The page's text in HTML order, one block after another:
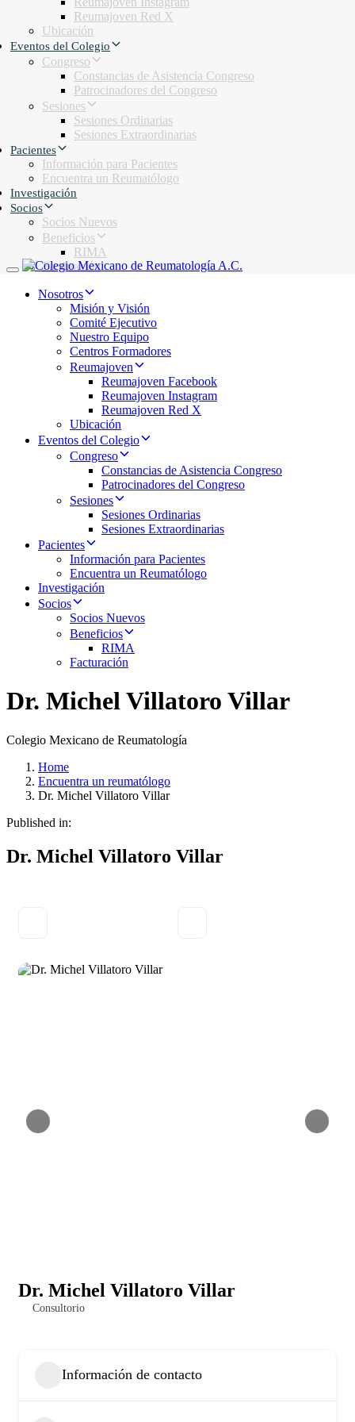
Reumajoven Red X
Ubicación
Eventos del Colegio
Congreso
Constancias de Asistencia Congreso
Patrocinadores del Congreso
Sesiones
Sesiones Ordinarias
Sesiones Extraordinarias
Pacientes
Información para Pacientes
Encuentra un Reumatólogo
Investigación
Socios
Socios Nuevos
Beneficios
RIMA
Facturación
Toggle navigation
Nosotros
Misión y Visión
Comité Ejecutivo
Nuestro Equipo
Centros Formadores
Reumajoven
Reumajoven Facebook
Reumajoven Instagram
Reumajoven Red X
Ubicación
Eventos del Colegio
Congreso
Constancias de Asistencia Congreso
Patrocinadores del Congreso
Sesiones
Sesiones Ordinarias
Sesiones Extraordinarias
Pacientes
Información para Pacientes
Encuentra un Reumatólogo
Investigación
Socios
Socios Nuevos
Beneficios
RIMA
Facturación
Dr. Michel Villatoro Villar
Colegio Mexicano de Reumatología
Home
Encuentra un reumatólogo
Dr. Michel Villatoro Villar
Published in:
Dr. Michel Villatoro Villar
Dr. Michel Villatoro Villar
Consultorio
Información de contacto